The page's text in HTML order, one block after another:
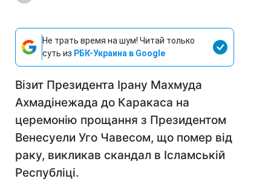
Не трать время на шум! Читай только
суть из РБК-Украина в Google
Візит Президента Ірану Махмуда
Ахмадінежада до Каракаса на
церемонію прощання з Президентом
Венесуели Уго Чавесом, що помер від
раку, викликав скандал в Ісламській
Республіці.